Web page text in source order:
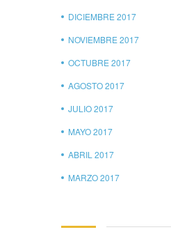
DICIEMBRE 2017
NOVIEMBRE 2017
OCTUBRE 2017
AGOSTO 2017
JULIO 2017
MAYO 2017
ABRIL 2017
MARZO 2017